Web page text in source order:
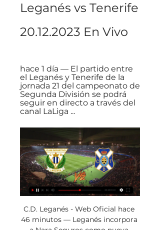
Leganés vs Tenerife
20.12.2023 En Vivo
hace 1 día — El partido entre
el Leganés y Tenerife de la
jornada 21 del campeonato de
Segunda División se podrá
seguir en directo a través del
canal LaLiga ...
C.D. Leganés - Web Oficial hace
46 minutos — Leganés incorpora